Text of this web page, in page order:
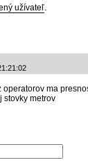
užívateľ.
ma
stovky metrov